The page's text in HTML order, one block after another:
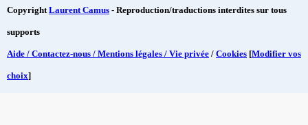
CopyrightLaurent Camus - Reproduction/traductions interdites sur tous
supports
Aide / Contactez-nous / Mentions légales / Vie privée / Cookies [Modifier vos
choix]